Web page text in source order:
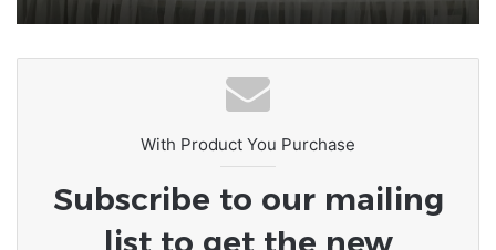
With Product You Purchase
Subscribe to our mailing
list to get the new